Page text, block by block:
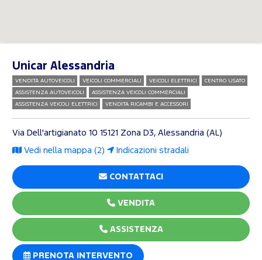
Unicar Alessandria
VENDITA AUTOVEICOLI VEICOLI COMMERCIALI VEICOLI ELETTRICI CENTRO USATO
ASSISTENZA AUTOVEICOLI ASSISTENZA VEICOLI COMMERCIALI
ASSISTENZA VEICOLI ELETTRICI VENDITA RICAMBI E ACCESSORI
Via Dell'artigianato 10 15121 Zona D3, Alessandria (AL)
Vedi nella mappa (2) Indicazioni stradali
CONTATTACI
VENDITA
ASSISTENZA
PRENOTA INTERVENTO